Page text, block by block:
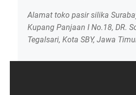
Alamat toko pasir silika
Kupang Panjaan I No.18, DR.
Tegalsari, Kota SBY, Jawa